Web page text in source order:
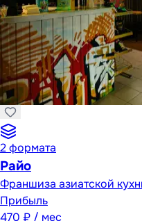
2формата
Райо
Франшиза азиатской
Прибыль
470 ₽ / мес